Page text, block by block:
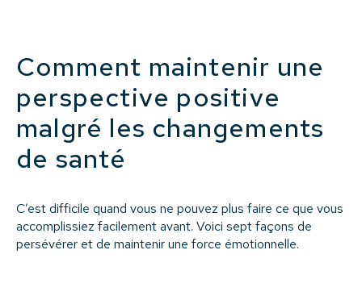
Comment maintenir une
perspective positive
malgré les changements
de santé
C’est difficile quand vous ne pouvez plus faire ce que vous
accomplissiez facilement avant. Voici sept façons de
persévérer et de maintenir une force émotionnelle.